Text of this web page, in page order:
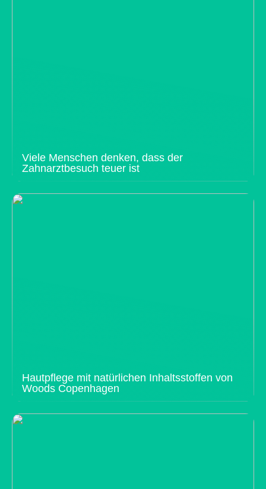
Viele Menschen denken, dass der
Zahnarztbesuch teuer ist
Hautpflege mit natürlichen Inhaltsstoffen von
Woods Copenhagen